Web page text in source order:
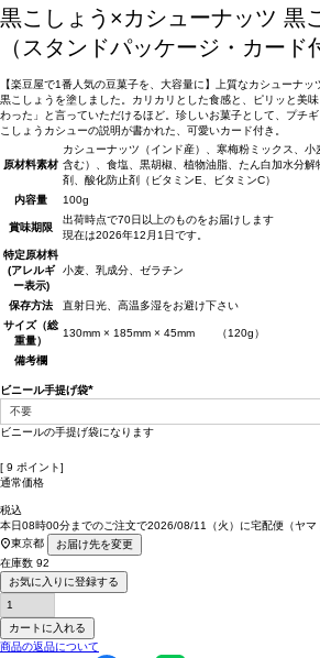
黒こしょう×カシューナッツ 黒
（スタンドパッケージ・カード
【楽豆屋で1番人気の豆菓子を、大容量に】上質なカシューナ
黒こしょうを塗しました。カリカリとした食感と、ピリッと美
わった」と言っていただけるほど。珍しいお菓子として、プチ
こしょうカシューの説明が書かれた、可愛いカード付き。
原材料素材
カシューナッツ（インド産）、寒梅粉ミックス、
含む）、食塩、黒胡椒、植物油脂、たん白加水分
剤、酸化防止剤（ビタミンE、ビタミンC）
内容量
100g
賞味期限
出荷時点で70日以上のものをお届けします
現在は2026年12月1日です。
特定原材料
(アレルギ
ー表示)
小麦、乳成分、ゼラチン
保存方法
直射日光、高温多湿をお避け下さい
サイズ（総
重量）
130mm × 185mm × 45mm （120g）
備考欄
ビニール手提げ袋
ビニールの手提げ袋になります
[ 9 ポイント]
通常価格
税込
本日08時00分までのご注文で2026/08/11（火） に宅配便（ヤマ
東京都
お届け先を変更
在庫数 92
お気に入りに登録する
カートに入れる
商品の返品について